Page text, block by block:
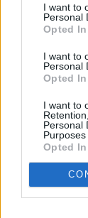
I want to
Personal
Opted In
I want to
Personal
Opted In
I want to
Personal
Opted In
Previous article
Polizia
il report